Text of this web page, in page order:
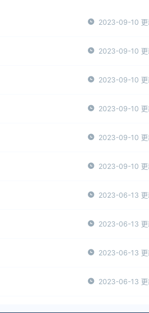
2023-09-10 更
2023-09-10 更
2023-09-10 更
2023-09-10 更
2023-09-10 更
2023-09-10 更
2023-06-13 更
2023-06-13 更
2023-06-13 更
2023-06-13 更